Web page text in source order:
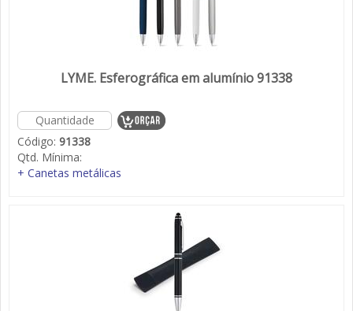
LYME. Esferográfica em alumínio 91338
Código: 91338
Qtd. Mínima:
+ Canetas metálicas